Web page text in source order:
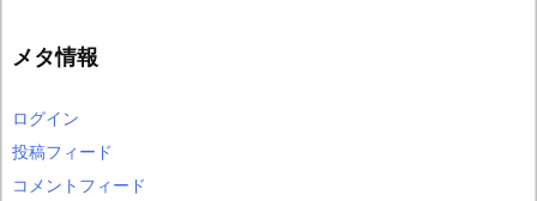
ブ
メタ情報
ログイン
投稿フィード
コメントフィード